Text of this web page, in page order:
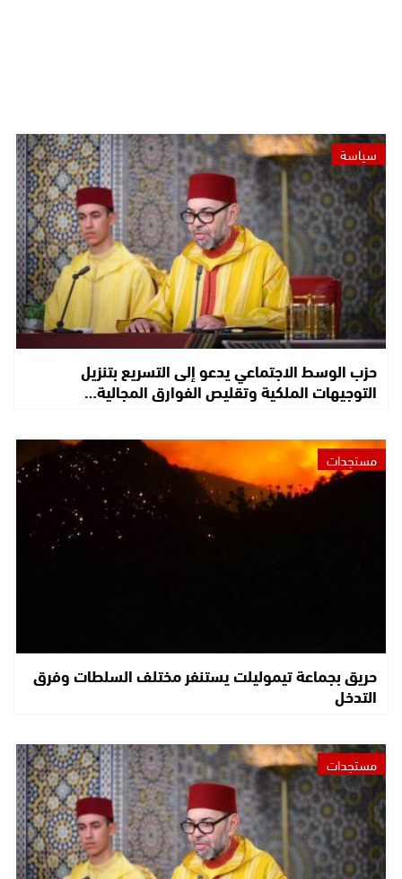
سياسة
حزب الوسط الاجتماعي يدعو إلى التسريع بتنزيل
التوجيهات الملكية وتقليص الفوارق المجالية…
مستجدات
حريق بجماعة تيموليلت يستنفر مختلف السلطات وفرق
التدخل
مستجدات